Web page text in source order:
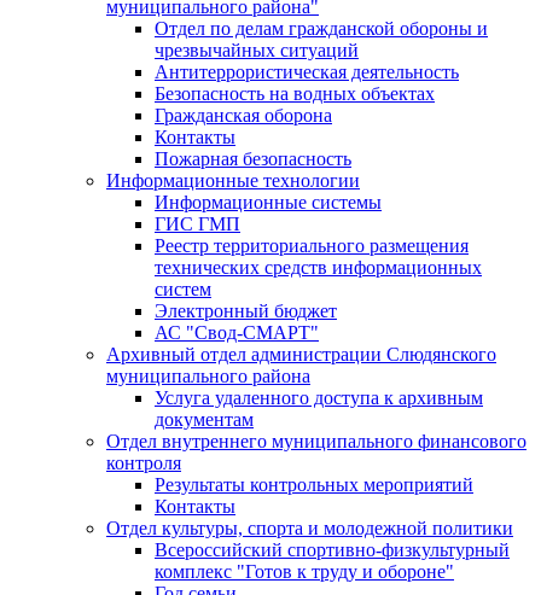
муниципального района"
Отдел по делам гражданской обороны и
чрезвычайных ситуаций
Антитеррористическая деятельность
Безопасность на водных объектах
Гражданская оборона
Контакты
Пожарная безопасность
Информационные технологии
Информационные системы
ГИС ГМП
Реестр территориального размещения
технических средств информационных
систем
Электронный бюджет
АС "Свод-СМАРТ"
Архивный отдел администрации Слюдянского
муниципального района
Услуга удаленного доступа к архивным
документам
Отдел внутреннего муниципального финансового
контроля
Результаты контрольных мероприятий
Контакты
Отдел культуры, спорта и молодежной политики
Всероссийский спортивно-физкультурный
комплекс "Готов к труду и обороне"